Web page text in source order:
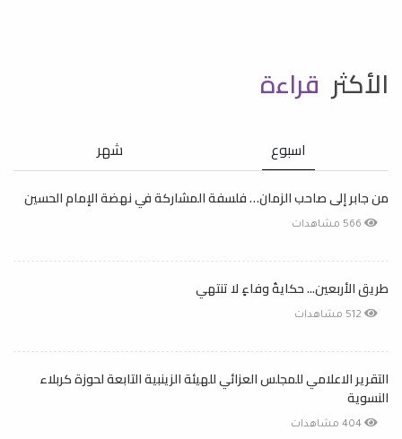
الأكثر قراءة
اسبوع شهر
من جابر إلى صاحب الزمان… فلسفة المشاركة في نهضة الإمام الحسين
طريق الأربعين... حكايةُ وفاءٍ لا تنتهي
التقرير الاعلامي للمجلس العزائي للهيئة الزينبية التابعة لحوزة كربلاء
النسوية